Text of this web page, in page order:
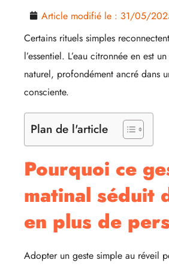
Article modifié le : 31/05/
Certains rituels simples
l’essentiel. L’eau citronnée en est
naturel, profondément ancré dans
consciente.
Plan de l'article
Pourquoi ce
matinal séduit
en plus de
Adopter un geste simple au réveil